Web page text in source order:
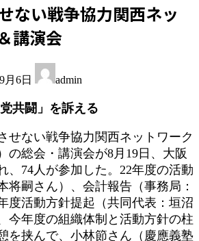
ない戦争協力関西ネッ
講演会
月6日 admin
共闘」を訴える
せない戦争協力関西ネットワーク
の総会・講演会が8月19日、大阪
、74人が参加した。22年度の活動
将嗣さん）、会計報告（事務局：
度活動方針提起（共同代表：垣沼
今年度の組織体制と活動方針の柱
を挟んで、小林節さん（慶應義塾